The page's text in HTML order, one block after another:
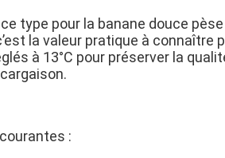
type pour la banane douce pèse
la valeur pratique à connaître
à 13°C pour préserver la
: